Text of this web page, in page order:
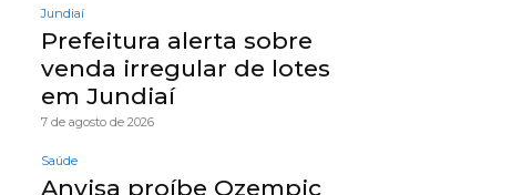
Jundiaí
Prefeitura alerta sobre
venda irregular de lotes
em Jundiaí
7 de agosto de 2026
Saúde
Anvisa proíbe Ozempic